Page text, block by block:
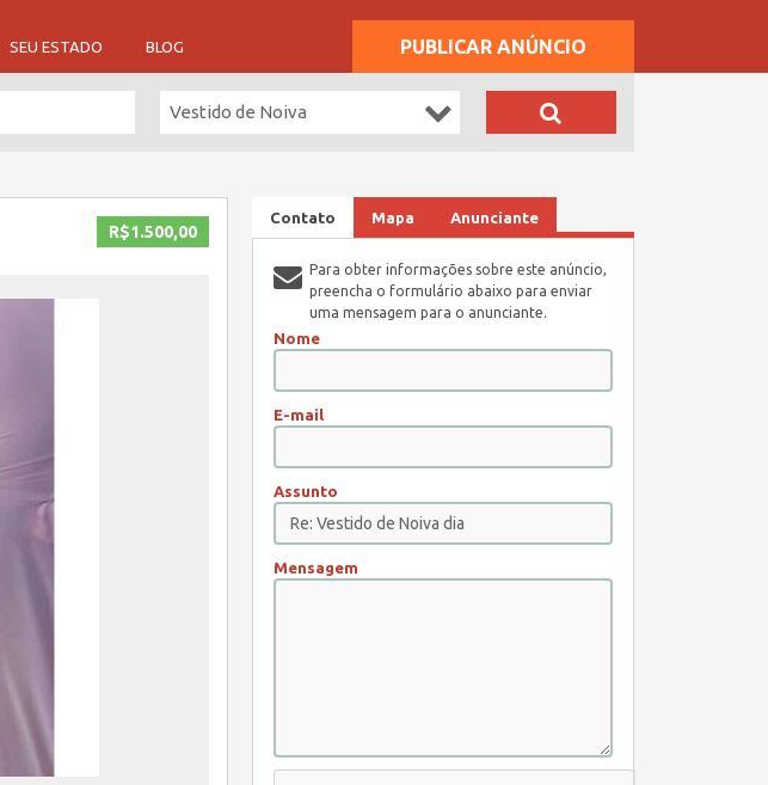
SEU ESTADO BLOG PUBLICAR ANÚNCIO
Vestido de Noiva
R$1.500,00
Contato Mapa Anunciante
Para obter informações sobre este anúncio,
preencha o formulário abaixo para enviar
uma mensagem para o anunciante.
Nome
E-mail
Assunto
Mensagem